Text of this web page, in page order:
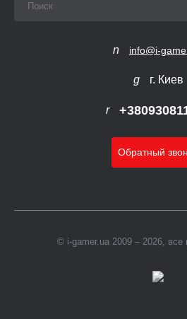
info@i-
г. Киев
Обратный
© i-gamer.ua 2009 – 2026,